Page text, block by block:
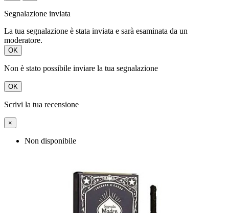
Segnalazione inviata
La tua segnalazione è stata inviata e sarà esaminata da un
moderatore.
OK
Non è stato possibile inviare la tua segnalazione
OK
Scrivi la tua recensione
×
Non disponibile